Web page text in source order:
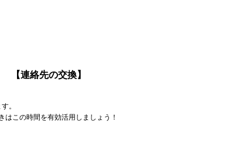
【連絡先の交換】
。
この時間を有効活用しましょう！